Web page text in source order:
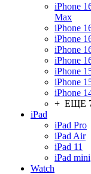
iPhone
Max
iPhone
iPhone
iPhone
iPhone
iPhone
iPhone
iPhone
+ ЕЩЕ
iPad
iPad Pro
iPad Air
iPad 11
iPad mini
Watch